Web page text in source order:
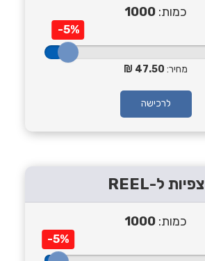
כמות: 1000
-5%
מחיר: 47.50
לרכישה
צפיות ל-REEL
כמות: 1000
-5%